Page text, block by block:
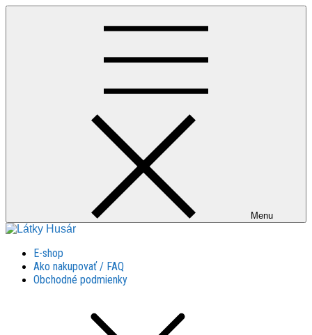
Skip
Menu
Látky Husár
Látky Husár
E-shop
Ako nakupovať / FAQ
Obchodné podmienky